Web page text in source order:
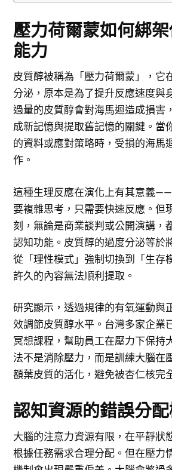
壓力荷爾蒙如何綁
能力
皮質醇被稱為「壓力荷爾蒙」，它
分泌，原本是為了提升反應速度與
過量的皮質醇會對海馬迴造成損害
成新記憶與提取舊記憶的關鍵。當
的資料或應對策略時，受損的海馬
作。
這種生理反應在演化上有其意義
要複雜思考，只需要快速反應。但
刻，無論是商業談判或公開演講，
認知功能。皮質醇的過度分泌等於
從「理性模式」強制切換到「生存
許久的內容無法順利提取。
研究顯示，透過規律的有氧運動與
效調節皮質醇水平。台灣多家企業
冥想課程，幫助員工在壓力下保持
法不是消除壓力，而是訓練大腦在
額葉皮質的活化，避免被杏仁核完
認知資源的錯誤分
大腦的注意力資源有限，在平靜狀
根據任務需求合理分配。但在壓力